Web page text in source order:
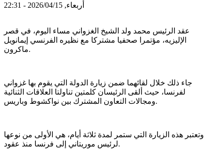
أربعاء, 2026/04/15 - 22:31
عقد الرئيس محمد ولد الشيخ الغزواني مساء اليوم، في قصر
الإليزيه، مؤتمرا صحفيا مشتركا مع نظيره الفرنسي إيمانويل
ماكرون.
جاء ذلك خلال لقائهما ضمن زيارة الدولة التي يقوم بها غزواني
لفرنسا، حيث ألقى الرئيسان كلمتين تناولتا العلاقات الثنائية
ومجالات التعاون المشترك بين نواكشوط وباريس.
وتعتبر هذه الزيارة التي ستمر لمدة ثلاثة أيام، هي الأولى من نوعها
لرئيس موريتاني إلى فرنسا منذ عقود.